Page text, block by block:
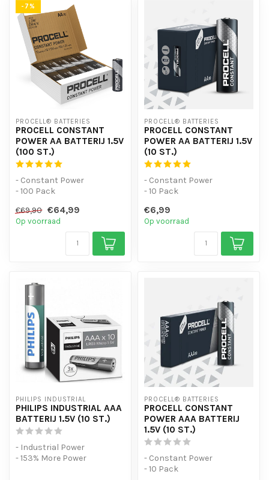
-7%
PROCELL® BATTERIES
PROCELL CONSTANT
POWER AA BATTERIJ 1.5V
(100 ST.)
- Constant Power
- 100 Pack
laag energieverbruik
€69,90 €64,99
Op voorraad
PROCELL® BATTERIES
PROCELL CONSTANT
POWER AA BATTERIJ 1.5V
(10 ST.)
- Constant Power
- 10 Pack
laag energieverbruik
€6,99
Op voorraad
PHILIPS INDUSTRIAL
PHILIPS INDUSTRIAL AAA
BATTERIJ 1.5V (10 ST.)
- Industrial Power
- 153% More Power
PROCELL® BATTERIES
PROCELL CONSTANT
POWER AAA BATTERIJ
1.5V (10 ST.)
- Constant Power
- 10 Pack